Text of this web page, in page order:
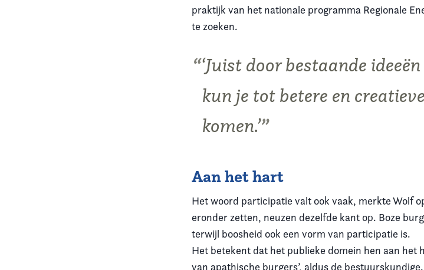
praktijk van het nationale programma Regionale
te zoeken.
‘Juist door bestaande ideeën
kun je tot betere en
komen.’
Aan het hart
Het woord participatie valt ook vaak, merkte Wolf
eronder zetten, neuzen dezelfde kant op. Boze
terwijl boosheid ook een vorm van participatie is.
Het betekent dat het publieke domein hen aan het
van apathische burgers’, aldus de